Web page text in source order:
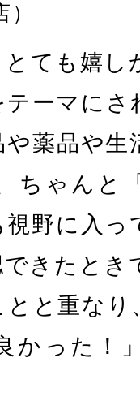
ても嬉し
ーマにさ
薬品や
ちゃんと
野に入っ
きたとき
と重な
かった！